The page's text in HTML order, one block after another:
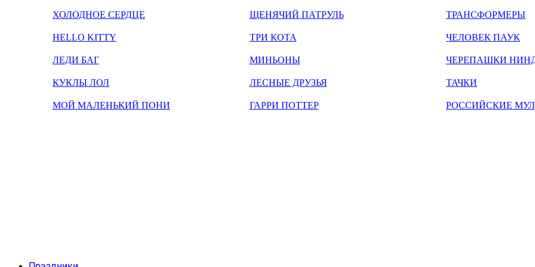
ХОЛОДНОЕ СЕРДЦЕ
HELLO KITTY
ЛЕДИ БАГ
КУКЛЫ ЛОЛ
МОЙ МАЛЕНЬКИЙ ПОНИ
ЩЕНЯЧИЙ ПАТРУЛЬ
ТРИ КОТА
МИНЬОНЫ
ЛЕСНЫЕ ДРУЗЬЯ
ГАРРИ ПОТТЕР
ТРАНСФОРМЕРЫ
ЧЕЛОВЕК ПАУК
ЧЕРЕПАШКИ
ТАЧКИ
РОССИЙСКИЕ